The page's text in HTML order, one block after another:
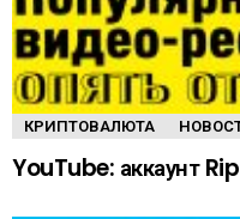
КРИПТОВАЛЮТА
YouTube: аккаунт